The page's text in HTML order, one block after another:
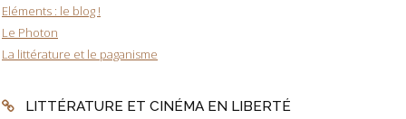
Eléments : le blog !
Le Photon
La littérature et le paganisme
LITTÉRATURE ET CINÉMA EN LIBERTÉ